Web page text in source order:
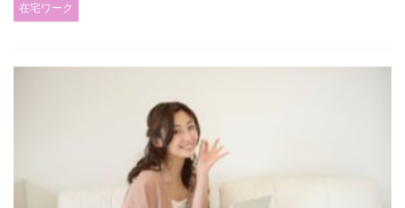
在宅ワーク